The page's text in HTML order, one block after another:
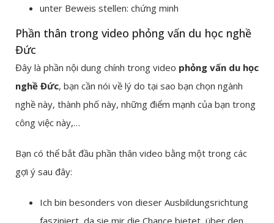
unter Beweis stellen: chứng minh
Phần thân trong video phỏng vấn du học nghề
Đức
Đây là phần nội dung chính trong video phỏng vấn du học
nghề Đức, bạn cần nói về lý do tại sao bạn chọn ngành
nghề này, thành phố này, những điểm mạnh của bạn trong
công việc này,…
Bạn có thể bắt đầu phần thân video bằng một trong các
gợi ý sau đây:
Ich bin besonders von dieser Ausbildungsrichtung
fasziniert, da sie mir die Chance bietet, über den